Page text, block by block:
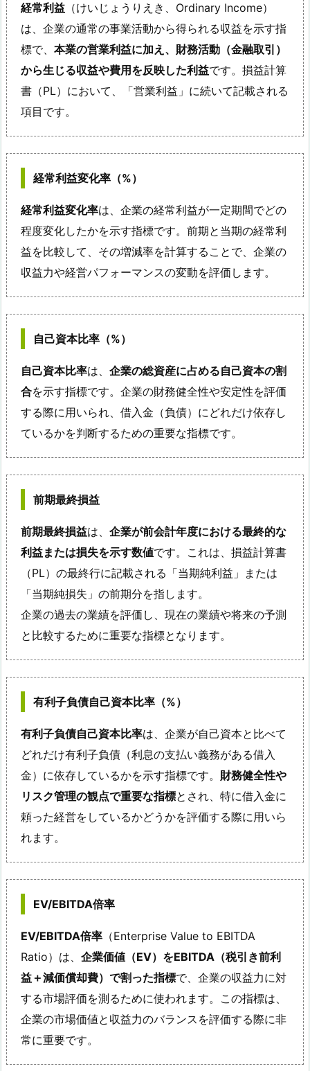
経常利益 （けいじょうりえき、Ordinary Income）
は、企業の通常の事業活動から得られる収益を示す指
標で、 本業の営業利益に加え、財務活動（金融取引）
から生じる収益や費用を反映した利益です。損益計算
書（PL）において、「営業利益」に続いて記載される
項目です。
経常利益変化率（%）
経常利益変化率は、企業の経常利益が一定期間でどの
程度変化したかを示す指標です。前期と当期の経常利
益を比較して、その増減率を計算することで、企業の
収益力や経営パフォーマンスの変動を評価します。
自己資本比率（%）
自己資本比率は、 企業の総資産に占める自己資本の割
合を示す指標です。企業の財務健全性や安定性を評価
する際に用いられ、借入金（負債）にどれだけ依存し
ているかを判断するための重要な指標です。
前期最終損益
前期最終損益は、 企業が前会計年度における最終的な
利益または損失を示す数値です。これは、損益計算書
（PL）の最終行に記載される「当期純利益」または
「当期純損失」の前期分を指します。
企業の過去の業績を評価し、現在の業績や将来の予測
と比較するために重要な指標となります。
有利子負債自己資本比率（%）
有利子負債自己資本比率は、企業が自己資本と比べて
どれだけ有利子負債（利息の支払い義務がある借入
金）に依存しているかを示す指標です。 財務健全性や
リスク管理の観点で重要な指標とされ、特に借入金に
頼った経営をしているかどうかを評価する際に用いら
れます。
EV/EBITDA倍率
EV/EBITDA倍率 （Enterprise Value to EBITDA
Ratio）は、 企業価値（EV）をEBITDA（税引き前利
益＋減価償却費）で割った指標で、企業の収益力に対
する市場評価を測るために使われます。この指標は、
企業の市場価値と収益力のバランスを評価する際に非
常に重要です。